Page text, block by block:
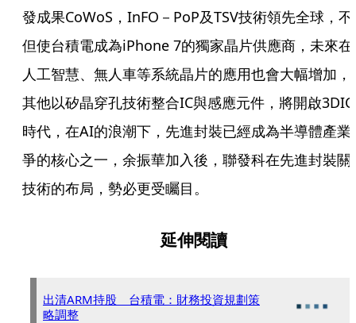
發成果CoWoS，InFO－PoP及TSV技術領先全球，不
但使台積電成為iPhone 7的獨家晶片供應商，未來在
人工智慧、無人車等系統晶片的應用也會大幅增加，
其他以矽晶穿孔技術整合IC與感應元件，將開啟3DIC
時代，在AI的浪潮下，先進封裝已經成為半導體產業
爭的核心之一，余振華加入後，聯發科在先進封裝關
技術的布局，勢必更受矚目。
延伸閱讀
出清ARM持股 台積電：財務投資規劃策
略調整